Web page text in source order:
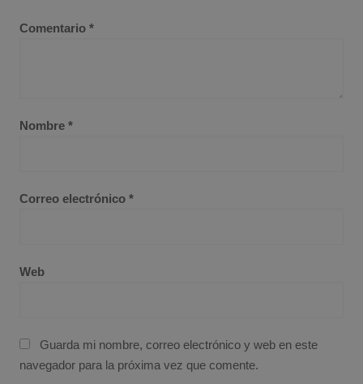
Comentario *
Nombre *
Correo electrónico *
Web
Guarda mi nombre, correo electrónico y web en este
navegador para la próxima vez que comente.